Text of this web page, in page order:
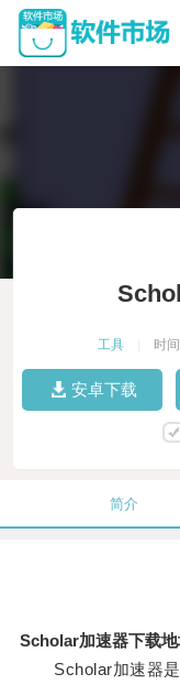
工具 时
安卓下载
简介
Scholar加速器下载
Scholar加速器是